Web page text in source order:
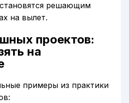
решающим
на вылет.
проектов:
на
примеры из практики